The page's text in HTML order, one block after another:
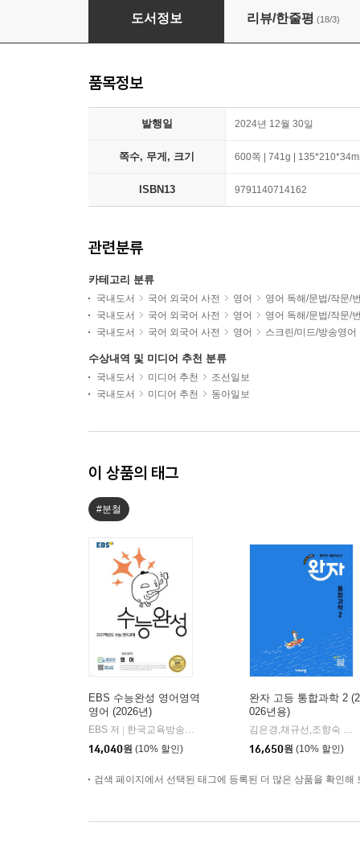
영국 주간지 스터디 - 경제편
도서정보 리뷰/한줄평 (18/3)
품목정보
발행일 2024년 12월 30일
쪽수, 무게, 크기 600쪽 | 741g |
ISBN13 9791140714162
관련분류
카테고리 분류
국내도서 국어 외국어 사전 영어
영어 독해/문법/작문/
국내도서
국어 외국어 사전 영어
영어 독해/문법/작문/
국내도서
국어 외국어 사전 영어 스크린/미드/방송영어
수상내역 및 미디어 추천 분류
국내도서 미디어 추천
조선일보
국내도서
미디어 추천 동아일보
이 상품의 태그
#분철
EBS 수능완성 영어영역
영어 (2026년)
EBS 저
한국교육방송공사
14,040원 (10% 할인)
완자 고등 통합과학 2 (2
026년용)
김은경,채규선,조향숙 등저
16,650원 (10% 할인)
검색 페이지에서 선택된 태그에 등록된 더 많은 상품을 확인해